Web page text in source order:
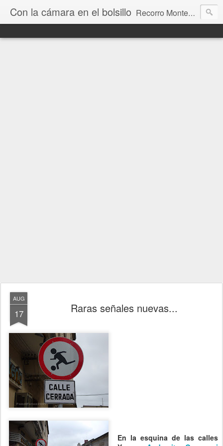
Con la cámara en el bolsillo Recorro Montevideo y el mundo. Fotos e historias de aquí y allá.
AUG
17 Raras señales nuevas...
En la esquina de las calles